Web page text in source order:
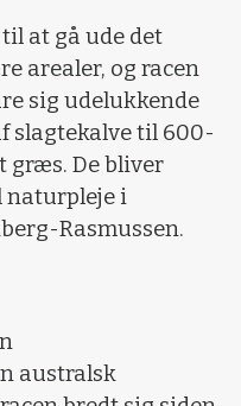
at gå ude det
arealer, og racen
sig udelukkende
slagtekalve til 600-
græs. De bliver
naturpleje i
Rasmussen.
australsk